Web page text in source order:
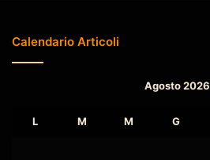
Calendario Articoli
Agosto 2026
L M M G